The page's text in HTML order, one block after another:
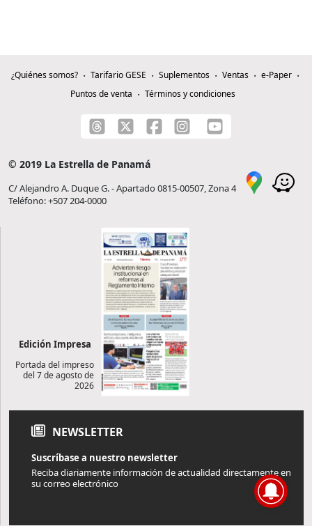
¿Quiénes somos? Tarifario GESE Suplementos Ventas
e-Paper
Puntos de venta
Términos y condiciones
© 2019 La Estrella de Panamá
C/ Alejandro A. Duque G. - Apartado 0815-00507, Zona 4
Teléfono: +507 204-0000
Edición Impresa
Portada del impreso
del 7 de agosto de
2026
NEWSLETTER
Suscríbase a nuestro newsletter
Reciba diariamente información de actualidad directamente en
su correo electrónico